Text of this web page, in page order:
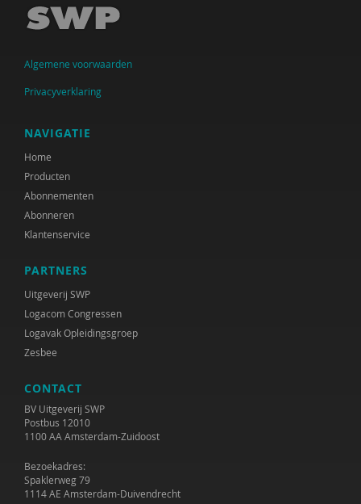
Algemene voorwaarden
Privacyverklaring
NAVIGATIE
Home
Producten
Abonnementen
Abonneren
Klantenservice
PARTNERS
Uitgeverij SWP
Logacom Congressen
Logavak Opleidingsgroep
Zesbee
CONTACT
BV Uitgeverij SWP
Postbus 12010
1100 AA Amsterdam-Zuidoost
Bezoekadres:
Spaklerweg 79
1114 AE Amsterdam-Duivendrecht